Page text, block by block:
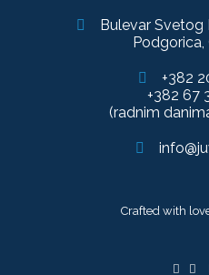
Bulevar Svetog
Podgorica,
+382
+382 67
(radnim
Crafted with